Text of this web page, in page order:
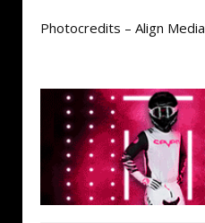
Photocredits – Align Media